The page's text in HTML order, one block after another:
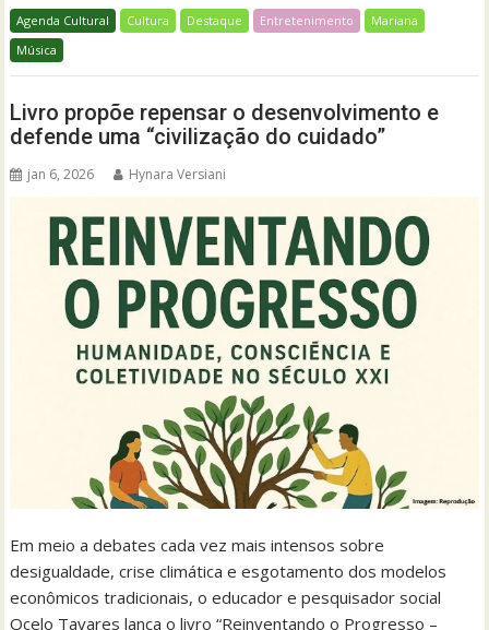
Agenda Cultural Cultura Destaque Entretenimento
Mariana
Música
Livro propõe repensar o desenvolvimento e
defende uma “civilização do cuidado”
jan 6, 2026 Hynara Versiani
Em meio a debates cada vez mais intensos sobre
desigualdade, crise climática e esgotamento dos modelos
econômicos tradicionais, o educador e pesquisador social
Ocelo Tavares lança o livro “Reinventando o Progresso –